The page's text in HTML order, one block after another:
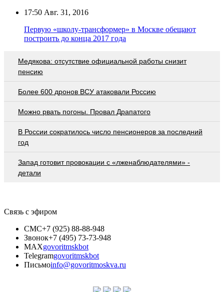
17:50 Авг. 31, 2016
Первую «школу-трансформер» в Москве обещают
построить до конца 2017 года
Медякова: отсутствие официальной работы снизит
пенсию
Более 600 дронов ВСУ атаковали Россию
Можно рвать погоны. Провал Драпатого
В России сократилось число пенсионеров за последний
год
Запад готовит провокации с «лженаблюдателями» -
детали
Связь с эфиром
СМС+7 (925) 88-88-948
Звонок+7 (495) 73-73-948
MAXgovoritmskbot
Telegramgovoritmskbot
Письмоinfo@govoritmoskva.ru